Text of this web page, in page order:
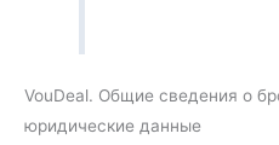
VouDeal. Общие сведения о
юридические данные